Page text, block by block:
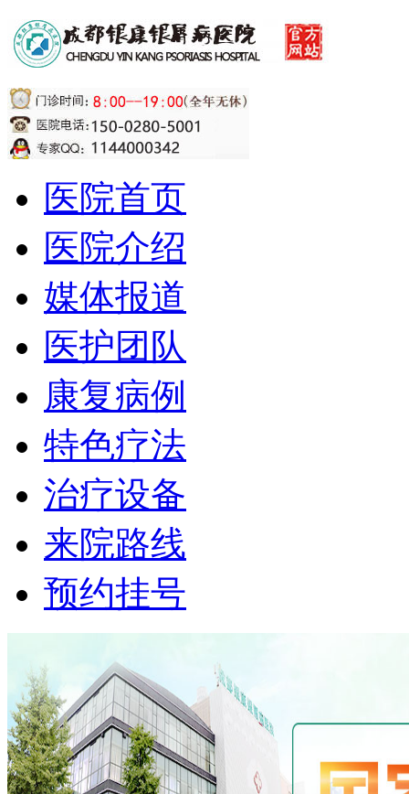
医院首页
医院介绍
媒体报道
医护团队
康复病例
特色疗法
治疗设备
来院路线
预约挂号